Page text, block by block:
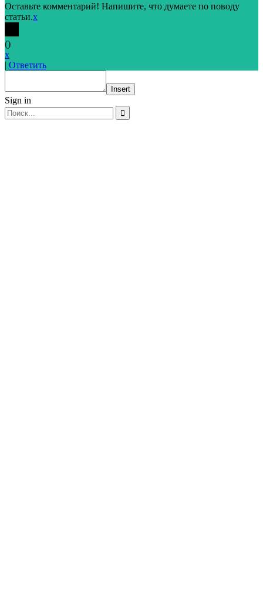
Оставьте комментарий! Напишите, что думаете по поводу
статьи.x
()
x
| Ответить
Insert
Sign in